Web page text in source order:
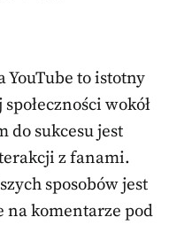
to istotny
wokół
do sukcesu jest
z fanami.
sposobów jest
komentarze pod